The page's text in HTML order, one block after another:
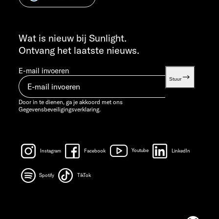
info@sunlight.de
Wat is nieuw bij Sunlight.
Ontvang het laatste nieuws.
E-mail invoeren
Stuur
Door in te dienen, ga je akkoord met ons
Gegevensbeveiligingsverklaring.
Instagram Facebook Youtube LinkedIn
Spotify TikTok